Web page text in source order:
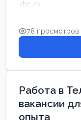
<br />
Работа в
требу...
78 просмотров
Работа в
вакансии
опыта